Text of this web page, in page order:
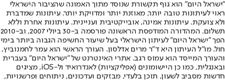
"ישראל היום" הוא גוף תקשורת שנוסד מתוך האמונה שהציבור הישראלי
ראוי לעיתונות טובה יותר, מאוזנת יותר ומדויקת יותר. עיתונות שמדברת
ולא צועקת. עיתונות אמינה, אובייקטיבית ועניינית. עיתונות אחרת וללא
תשלום. המהדורה המודפסת הראשונה פורסמה ב-30 ביולי 2007, וב-2010
הפך "ישראל היום" לעיתון הישראלי בעל שיעור החשיפה הגבוה ביותר בימי
חול. מו"ל העיתון היא ד"ר מרים אדלסון. העורך הראשי הוא עמר לחמנוביץ,
והעורך המייסד הוא עמוס רגב. אתרי האינטרנט של "ישראל היום" בעברית
ובאנגלית, כמו כן היישומונים (אפליקציות) לאנדרואיד ול-iOS, מציגים
חדשות מסביב לשעון, תוכן בלעדי, מבזקים ועדכונים, ניתוחים ופרשנויות,